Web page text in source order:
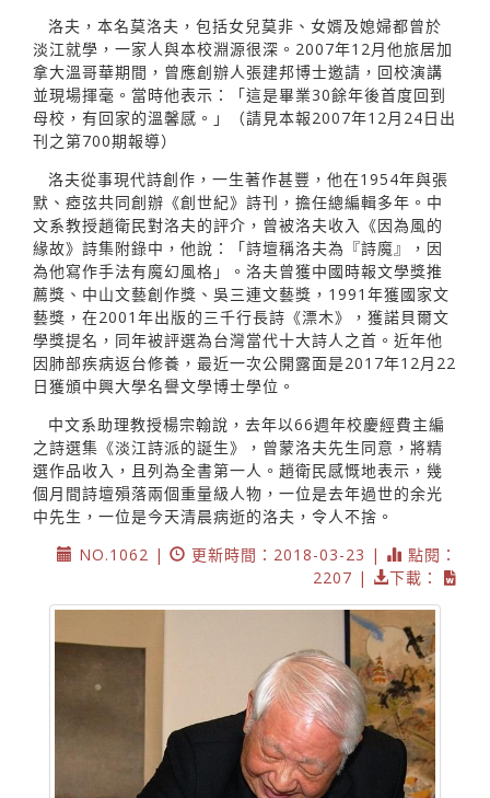
洛夫，本名莫洛夫，包括女兒莫非、女婿及媳婦都曾於
淡江就學，一家人與本校淵源很深。2007年12月他旅居加
拿大溫哥華期間，曾應創辦人張建邦博士邀請，回校演講
並現場揮毫。當時他表示：「這是畢業30餘年後首度回到
母校，有回家的溫馨感。」（請見本報2007年12月24日出
刊之第700期報導）
洛夫從事現代詩創作，一生著作甚豐，他在1954年與張
默、瘂弦共同創辦《創世紀》詩刊，擔任總編輯多年。中
文系教授趙衛民對洛夫的評介，曾被洛夫收入《因為風的
緣故》詩集附錄中，他說：「詩壇稱洛夫為『詩魔』，因
為他寫作手法有魔幻風格」。洛夫曾獲中國時報文學獎推
薦獎、中山文藝創作獎、吳三連文藝獎，1991年獲國家文
藝獎，在2001年出版的三千行長詩《漂木》，獲諾貝爾文
學獎提名，同年被評選為台灣當代十大詩人之首。近年他
因肺部疾病返台修養，最近一次公開露面是2017年12月22
日獲頒中興大學名譽文學博士學位。
中文系助理教授楊宗翰說，去年以66週年校慶經費主編
之詩選集《淡江詩派的誕生》，曾蒙洛夫先生同意，將精
選作品收入，且列為全書第一人。趙衛民感慨地表示，幾
個月間詩壇殞落兩個重量級人物，一位是去年過世的余光
中先生，一位是今天清晨病逝的洛夫，令人不捨。
NO.1062 |
更新時間：2018-03-23 |
點閱：
2207 |
下載：